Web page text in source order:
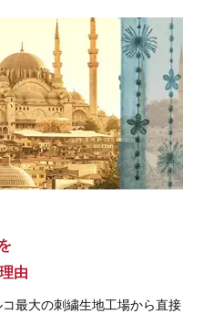
由
最大の刺繍生地工場から直接